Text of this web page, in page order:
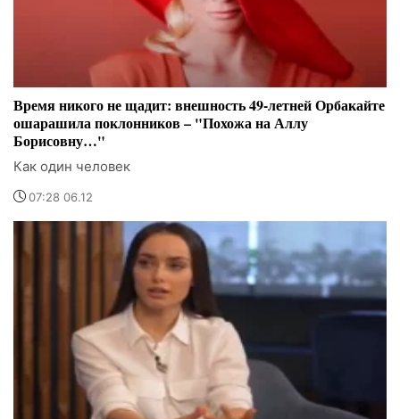
Время никого не щадит: внешность 49-летней Орбакайте
ошарашила поклонников – "Похожа на Аллу
Борисовну…"
Как один человек
07:28 06.12